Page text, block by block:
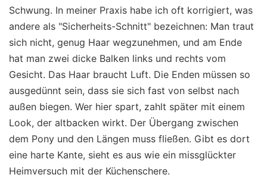
Schwung. In meiner Praxis habe ich oft korrigiert, was
andere als "Sicherheits-Schnitt" bezeichnen: Man traut
sich nicht, genug Haar wegzunehmen, und am Ende
hat man zwei dicke Balken links und rechts vom
Gesicht. Das Haar braucht Luft. Die Enden müssen so
ausgedünnt sein, dass sie sich fast von selbst nach
außen biegen. Wer hier spart, zahlt später mit einem
Look, der altbacken wirkt. Der Übergang zwischen
dem Pony und den Längen muss fließen. Gibt es dort
eine harte Kante, sieht es aus wie ein missglückter
Heimversuch mit der Küchenschere.